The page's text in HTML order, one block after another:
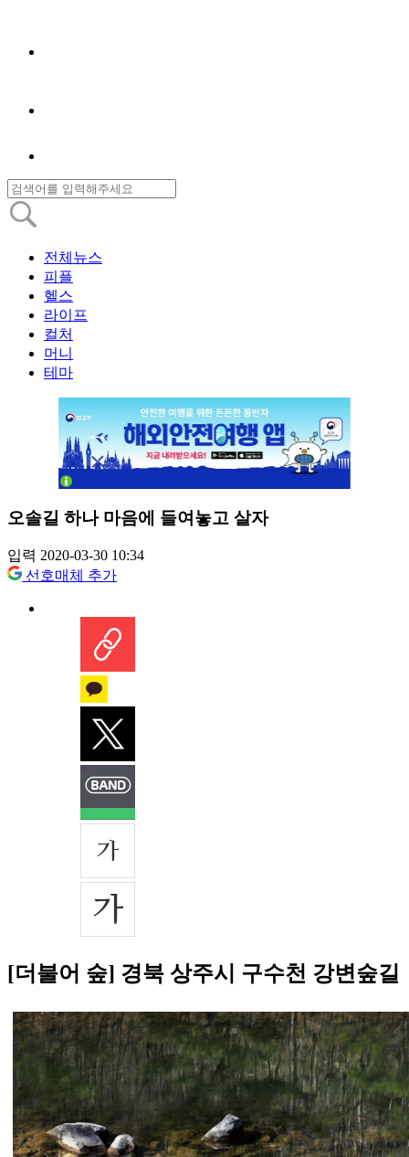
전체뉴스
피플
헬스
라이프
컬처
머니
테마
오솔길 하나 마음에 들여놓고 살자
입력 2020-03-30 10:34
선호매체 추가
[더불어 숲] 경북 상주시 구수천 강변숲길